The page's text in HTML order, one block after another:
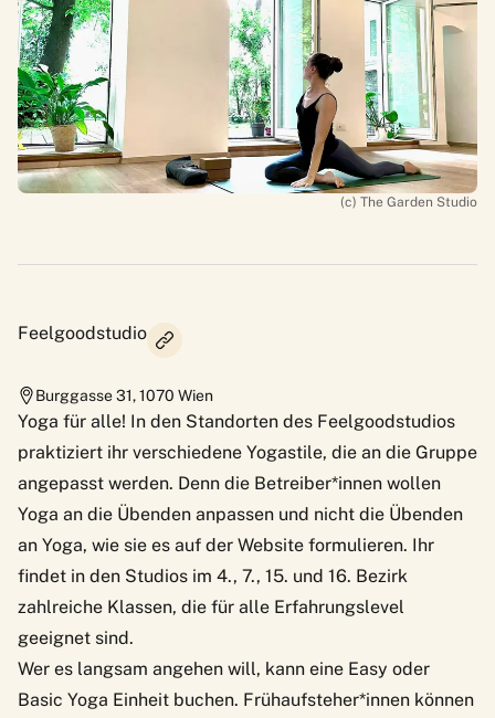
(c) The Garden Studio
Feelgoodstudio
Burggasse 31,1070 Wien
Yoga für alle! In den Standorten des Feelgoodstudios
praktiziert ihr verschiedene Yogastile, die an die Gruppe
angepasst werden. Denn die Betreiber*innen wollen
Yoga an die Übenden anpassen und nicht die Übenden
an Yoga, wie sie es auf der Website formulieren. Ihr
findet in den Studios im 4., 7., 15. und 16. Bezirk
zahlreiche Klassen, die für alle Erfahrungslevel
geeignet sind.
Wer es langsam angehen will, kann eine Easy oder
Basic Yoga Einheit buchen. Frühaufsteher*innen können